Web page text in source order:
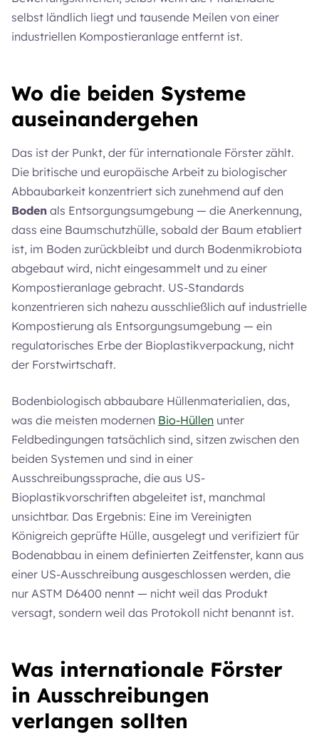
selbst ländlich liegt und tausende Meilen von einer
industriellen Kompostieranlage entfernt ist.
Wo die beiden Systeme
auseinandergehen
Das ist der Punkt, der für internationale Förster zählt.
Die britische und europäische Arbeit zu biologischer
Abbaubarkeit konzentriert sich zunehmend auf den
Boden als Entsorgungsumgebung — die Anerkennung,
dass eine Baumschutzhülle, sobald der Baum etabliert
ist, im Boden zurückbleibt und durch Bodenmikrobiota
abgebaut wird, nicht eingesammelt und zu einer
Kompostieranlage gebracht. US-Standards
konzentrieren sich nahezu ausschließlich auf industrielle
Kompostierung als Entsorgungsumgebung — ein
regulatorisches Erbe der Bioplastikverpackung, nicht
der Forstwirtschaft.
Bodenbiologisch abbaubare Hüllenmaterialien, das,
was die meisten modernen Bio-Hüllen unter
Feldbedingungen tatsächlich sind, sitzen zwischen den
beiden Systemen und sind in einer
Ausschreibungssprache, die aus US-
Bioplastikvorschriften abgeleitet ist, manchmal
unsichtbar. Das Ergebnis: Eine im Vereinigten
Königreich geprüfte Hülle, ausgelegt und verifiziert für
Bodenabbau in einem definierten Zeitfenster, kann aus
einer US-Ausschreibung ausgeschlossen werden, die
nur ASTM D6400 nennt — nicht weil das Produkt
versagt, sondern weil das Protokoll nicht benannt ist.
Was internationale Förster
in Ausschreibungen
verlangen sollten